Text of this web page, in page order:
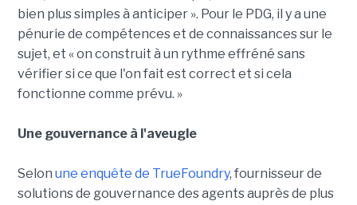
bien plus simples à anticiper ». Pour le PDG, il y a une
pénurie de compétences et de connaissances sur le
sujet, et « on construit à un rythme effréné sans
vérifier si ce que l'on fait est correct et si cela
fonctionne comme prévu. »
Une gouvernance à l'aveugle
Selon une enquête de TrueFoundry, fournisseur de
solutions de gouvernance des agents auprès de plus